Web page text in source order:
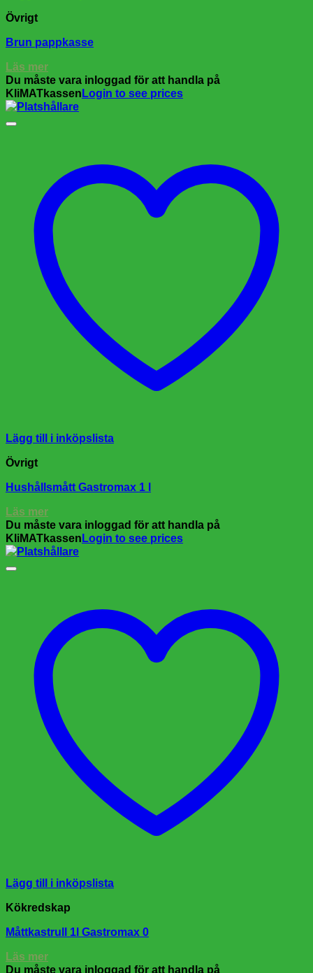
Övrigt
Brun pappkasse
Läs mer
Du måste vara inloggad för att handla på
KliMATkassen Login to see prices
Lägg till i inköpslista
Övrigt
Hushållsmått Gastromax 1 l
Läs mer
Du måste vara inloggad för att handla på
KliMATkassen Login to see prices
Lägg till i inköpslista
Kökredskap
Måttkastrull 1l Gastromax 0
Läs mer
Du måste vara inloggad för att handla på